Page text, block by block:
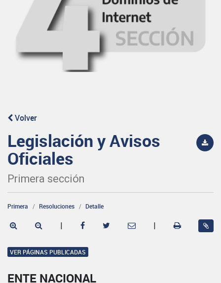
Volver
Legislación y Avisos
Oficiales
Primera sección
Primera Resoluciones Detalle
| |
VER PÁGINAS PUBLICADAS
ENTE NACIONAL